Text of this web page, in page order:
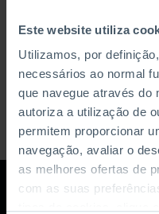
Este website utiliza
Utilizamos, por
necessários ao normal
que navegue através do
autoriza a utilização de
permitem proporcionar
navegação, avaliar o
as melhores ofertas de
com as suas